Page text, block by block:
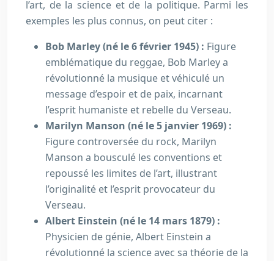
l’art, de la science et de la politique. Parmi les
exemples les plus connus, on peut citer :
Bob Marley (né le 6 février 1945) : Figure
emblématique du reggae, Bob Marley a
révolutionné la musique et véhiculé un
message d’espoir et de paix, incarnant
l’esprit humaniste et rebelle du Verseau.
Marilyn Manson (né le 5 janvier 1969) :
Figure controversée du rock, Marilyn
Manson a bousculé les conventions et
repoussé les limites de l’art, illustrant
l’originalité et l’esprit provocateur du
Verseau.
Albert Einstein (né le 14 mars 1879) :
Physicien de génie, Albert Einstein a
révolutionné la science avec sa théorie de la